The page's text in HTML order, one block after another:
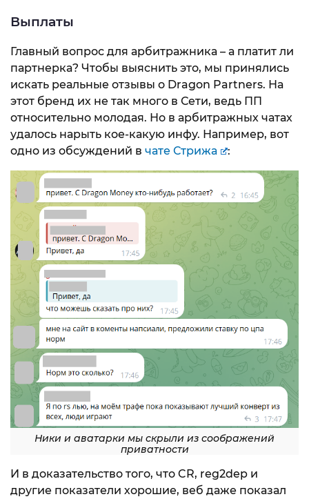
Выплаты
Главный вопрос для арбитражника – а платит ли
партнерка? Чтобы выяснить это, мы принялись
искать реальные отзывы о Dragon Partners. На
этот бренд их не так много в Сети, ведь ПП
относительно молодая. Но в арбитражных чатах
удалось нарыть кое-какую инфу. Например, вот
одно из обсуждений в чате Стрижа :
Ники и аватарки мы скрыли из соображений
приватности
И в доказательство того, что CR, reg2dep и
другие показатели хорошие, веб даже показал